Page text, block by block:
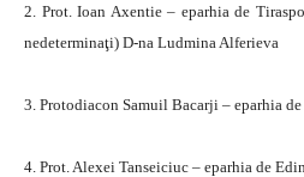
2. Prot. Ioan Axentie – eparhia de
nedeterminaţi) D-na Ludmina Alferieva
3. Protodiacon Samuil Bacarji – eparhia
4. Prot. Alexei Tanseiciuc – eparhia de